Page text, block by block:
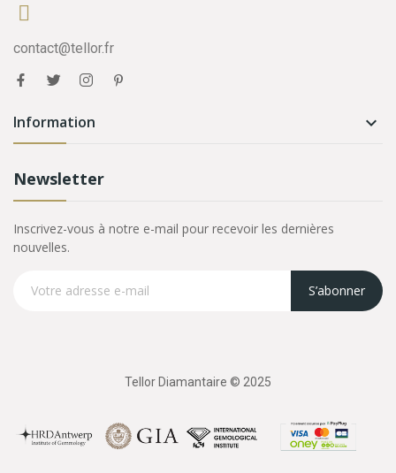
contact@tellor.fr
Information 
Newsletter
Inscrivez-vous à notre e-mail pour recevoir les dernières
nouvelles.
S’abonner
Tellor Diamantaire © 2025